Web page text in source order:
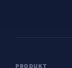
PRODUKT